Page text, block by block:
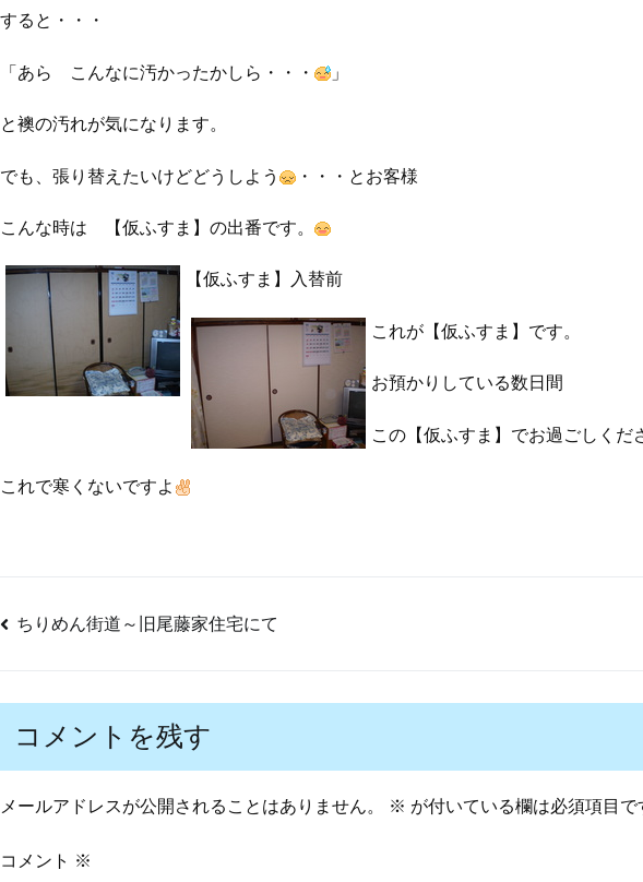
すると・・・
「あら こんなに汚かったかしら・・・ 」
と襖の汚れが気になります。
でも、張り替えたいけどどうしよう ・・・とお客様
こんな時は 【仮ふすま】の出番です。
【仮ふすま】入替前
これが【仮ふすま】です。
お預かりしている数日間
この【仮ふすま】でお過ごしくだ
これで寒くないですよ
投
稿
ナ
ビ
ちりめん街道～旧尾藤家住宅にて
コメントを残す
メールアドレスが公開されることはありません。 ※ が付いている欄は必須項目で
コメント ※